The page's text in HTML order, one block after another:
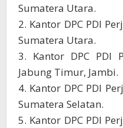
Sumatera Utara.
2. Kantor DPC PDI
Sumatera Utara.
3. Kantor DPC PDI
Jabung Timur, Jambi.
4. Kantor DPC PDI
Sumatera Selatan.
5. Kantor DPC PDI